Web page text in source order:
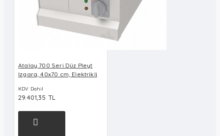
Atalay 700 Seri Düz Pleyt
Izgara, 40x70 cm, Elektrikli
KDV Dahil
29.401,35 TL